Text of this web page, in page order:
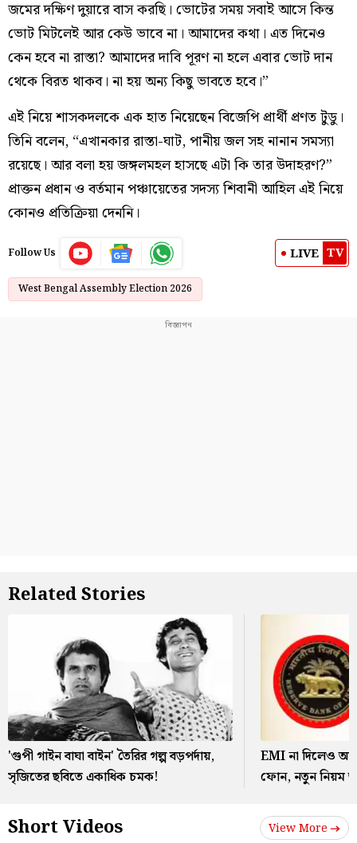
জমের দক্ষিণ দুয়ারে বাস করছি। ভোটের সময় সবাই আসে কিন্ত
ভোট মিটলেই আর কেউ ভাবে না। আমাদের কথা। এত দিনেও
কেন হবে না রাস্তা? আমাদের দাবি পূরণ না হলে এবার ভোট দান
থেকে বিরত থাকব। না হয় অন্য কিছু ভাবতে হবে।”
এই নিয়ে শাসকদলকে এক হাত নিয়েছেন বিজেপি প্রার্থী প্রণত টুডু।
তিনি বলেন, “এখানকার রাস্তা-ঘাট, পানীয় জল সহ নানান সমস্যা
রয়েছে। আর বলা হয় জঙ্গলমহল হাসছে এটা কি তার উদাহরণ?”
প্রাক্তন প্রধান ও বর্তমান পঞ্চায়েতের সদস্য শিবানী আহিল এই নিয়ে
কোনও প্রতিক্রিয়া দেননি।
Follow Us LIVE TV
West Bengal Assembly Election 2026
Related Stories
'গুপী গাইন বাঘা বাইন' তৈরির গল্প বড়পর্দায়,
সৃজিতের ছবিতে একাধিক চমক!
EMI না দিলেও
ফোন, নতুন নিয়ম
Short Videos View More